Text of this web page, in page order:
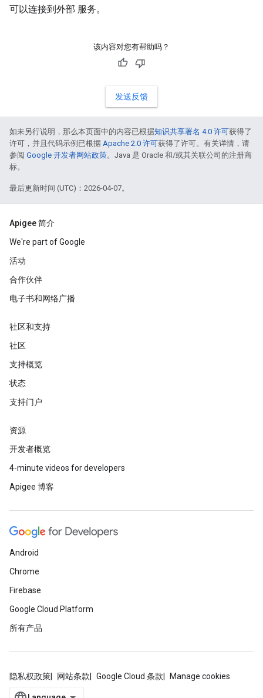
可以连接到外部 服务。
该内容对您有帮助吗？
发送反馈
如未另行说明，那么本页面中的内容已根据知识共享署名 4.0 许可获得了
许可，并且代码示例已根据 Apache 2.0 许可获得了许可。有关详情，请
参阅 Google 开发者网站政策。Java 是 Oracle 和/或其关联公司的注册商
标。
最后更新时间 (UTC)：2026-04-07。
Apigee 简介
We're part of Google
活动
合作伙伴
电子书和网络广播
社区和支持
社区
支持概览
状态
支持门户
资源
开发者概览
4-minute videos for developers
Apigee 博客
Android
Chrome
Firebase
Google Cloud Platform
所有产品
隐私权政策 网站条款 Google Cloud 条款 Manage cookies